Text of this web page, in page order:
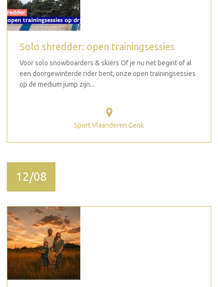
Solo shredder: open trainingsessies
Voor solo snowboarders & skiërs Of je nu net begint of al
een doorgewinterde rider bent, onze open trainingsessies
op de medium jump zijn...
Sport Vlaanderen Genk
12/08